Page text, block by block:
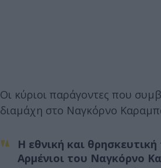
Οι κύριοι παράγοντες που
διαμάχη στο Ναγκόρνο
Η εθνική και
Αρμένιοι του Ναγκόρνο